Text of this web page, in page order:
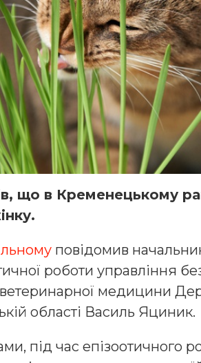
що в Кременецькому
повідомив
роботи управління
ветеринарної медицини
області Василь Яциник.
під час епізоотичного